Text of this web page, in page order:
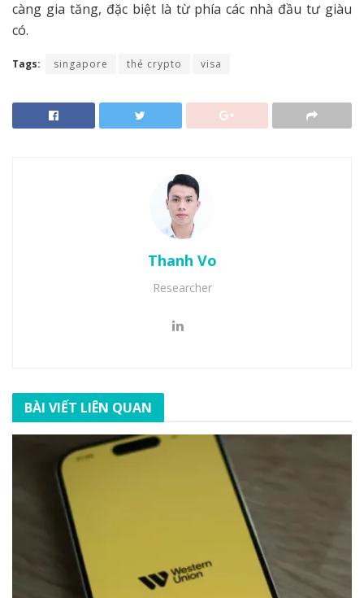
càng gia tăng, đặc biệt là từ phía các nhà đầu tư giàu
có.
Tags: singapore thẻ crypto visa
Thanh Vo
Researcher
BÀI VIẾT LIÊN QUAN